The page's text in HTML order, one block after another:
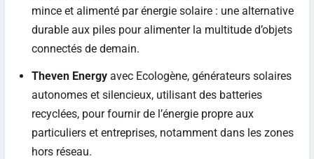
mince et alimenté par énergie solaire : une alternative
durable aux piles pour alimenter la multitude d’objets
connectés de demain.
Theven Energy avec Ecologène, générateurs solaires
autonomes et silencieux, utilisant des batteries
recyclées, pour fournir de l’énergie propre aux
particuliers et entreprises, notamment dans les zones
hors réseau.